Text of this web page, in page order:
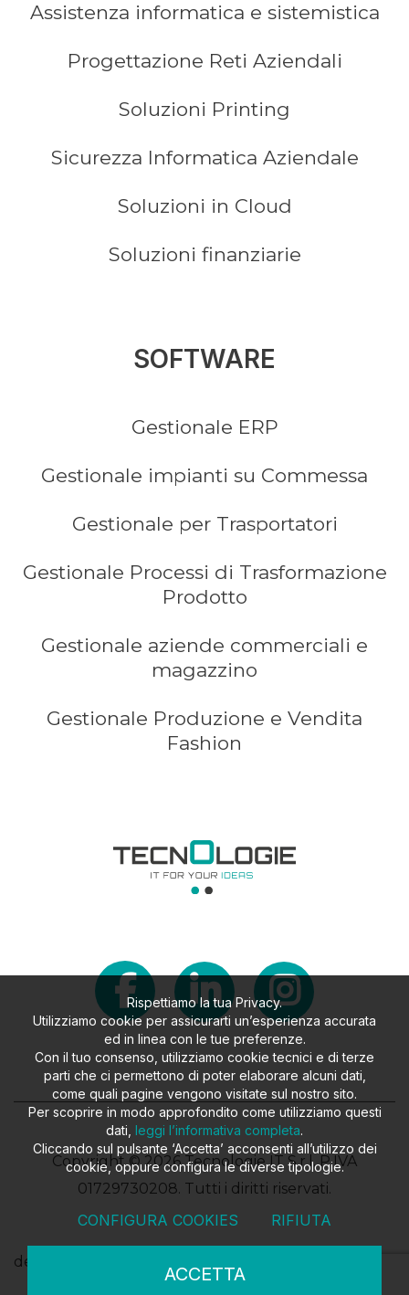
Assistenza informatica e sistemistica
Progettazione Reti Aziendali
Soluzioni Printing
Sicurezza Informatica Aziendale
Soluzioni in Cloud
Soluzioni finanziarie
SOFTWARE
Gestionale ERP
Gestionale impianti su Commessa
Gestionale per Trasportatori
Gestionale Processi di Trasformazione
Prodotto
Gestionale aziende commerciali e
magazzino
Gestionale Produzione e Vendita
Fashion
Copyright © 2026 Tecnologie IT S.r.l. P.IVA
01729730208. Tutti i diritti riservati.
design
Rispettiamo la tua Privacy.
Utilizziamo cookie per assicurarti un’esperienza accurata
ed in linea con le tue preferenze.
Con il tuo consenso, utilizziamo cookie tecnici e di terze
parti che ci permettono di poter elaborare alcuni dati,
come quali pagine vengono visitate sul nostro sito.
Per scoprire in modo approfondito come utilizziamo questi
dati, leggi l’informativa completa.
Cliccando sul pulsante ‘Accetta’ acconsenti all’utilizzo dei
cookie, oppure configura le diverse tipologie.
CONFIGURA COOKIES RIFIUTA
ACCETTA